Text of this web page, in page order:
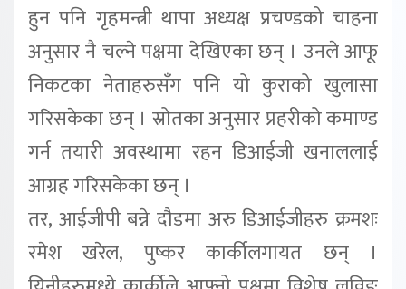
हुन पनि गृहमन्त्री थापा अध्यक्ष प्रचण्डको चाहना
अनुसार नै चल्ने पक्षमा देखिएका छन् । उनले आफू
निकटका नेताहरुसँग पनि यो कुराको खुलासा
गरिसकेका छन् । स्रोतका अनुसार प्रहरीको कमाण्ड
गर्न तयारी अवस्थामा रहन डिआईजी खनाललाई
आग्रह गरिसकेका छन् ।
तर, आईजीपी बन्ने दौडमा अरु डिआईजीहरु क्रमशः
रमेश खरेल, पुष्कर कार्कीलगायत छन् ।